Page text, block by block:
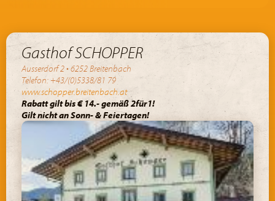
Gasthof SCHOPPER
Ausserdorf 2 • 6252 Breitenbach
Telefon: +43/(0)5338/81 79
www.schopper.breitenbach.at
Rabatt gilt bis € 14.- gemäß 2für1!
Gilt nicht an Sonn- & Feiertagen!